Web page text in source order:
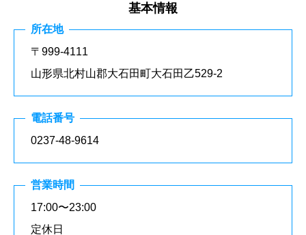
基本情報
所在地
〒999-4111
山形県北村山郡大石田町大石田乙529-2
電話番号
0237-48-9614
営業時間
17:00〜23:00
定休日